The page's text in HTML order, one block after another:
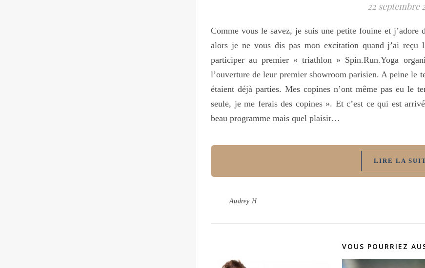
22 septembre
Comme vous le savez, je suis une petite fouine et j’adore
alors je ne vous dis pas mon excitation quand j’ai reçu
participer au premier « triathlon » Spin.Run.Yoga
l’ouverture de leur premier showroom parisien. A peine le
étaient déjà parties. Mes copines n’ont même pas eu le
seule, je me ferais des copines ». Et c’est ce qui est
beau programme mais quel plaisir…
LIRE LA
Audrey H
VOUS POURRIEZ